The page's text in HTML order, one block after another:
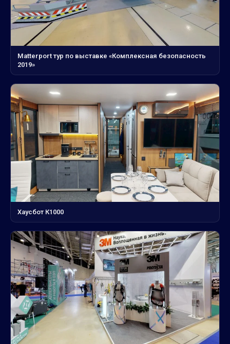
Matterport тур по выставке «Комплексная безопасность
2019»
Хаусбот К1000